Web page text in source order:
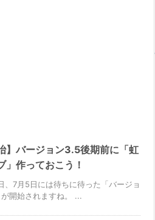
】バージョン3.5後期前に「虹
」作っておこう！
、7月5日には待ちに待った「バージョ
開始されますね。 ...